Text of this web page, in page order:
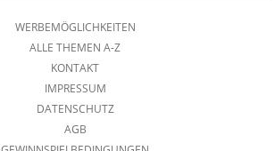
WERBEMÖGLICHKEITEN
ALLE THEMEN A-Z
KONTAKT
IMPRESSUM
DATENSCHUTZ
AGB